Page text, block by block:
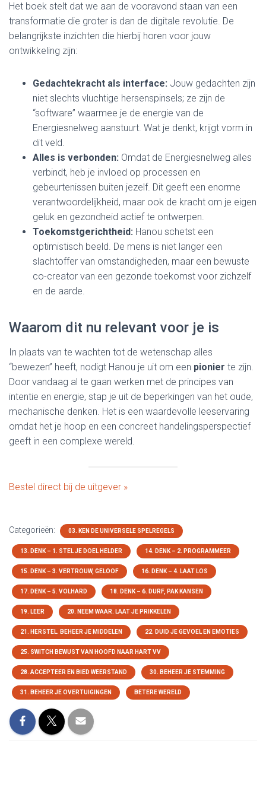
Het boek stelt dat we aan de vooravond staan van een
transformatie die groter is dan de digitale revolutie. De
belangrijkste inzichten die hierbij horen voor jouw
ontwikkeling zijn:
Gedachtekracht als interface: Jouw gedachten zijn
niet slechts vluchtige hersenspinsels; ze zijn de
“software” waarmee je de energie van de
Energiesnelweg aanstuurt. Wat je denkt, krijgt vorm in
dit veld.
Alles is verbonden: Omdat de Energiesnelweg alles
verbindt, heb je invloed op processen en
gebeurtenissen buiten jezelf. Dit geeft een enorme
verantwoordelijkheid, maar ook de kracht om je eigen
geluk en gezondheid actief te ontwerpen.
Toekomstgerichtheid: Hanou schetst een
optimistisch beeld. De mens is niet langer een
slachtoffer van omstandigheden, maar een bewuste
co-creator van een gezonde toekomst voor zichzelf
en de aarde.
Waarom dit nu relevant voor je is
In plaats van te wachten tot de wetenschap alles
“bewezen” heeft, nodigt Hanou je uit om een pionier te zijn.
Door vandaag al te gaan werken met de principes van
intentie en energie, stap je uit de beperkingen van het oude,
mechanische denken. Het is een waardevolle leeservaring
omdat het je hoop en een concreet handelingsperspectief
geeft in een complexe wereld.
Bestel direct bij de uitgever »
Categorieën: 03. KEN DE UNIVERSELE SPELREGELS
13. DENK – 1. STEL JE DOEL HELDER 14. DENK – 2. PROGRAMMEER
15. DENK – 3. VERTROUW, GELOOF 16. DENK – 4. LAAT LOS
17. DENK – 5. VOLHARD 18. DENK – 6. DURF, PAK KANSEN
19. LEER 20. NEEM WAAR. LAAT JE PRIKKELEN
21. HERSTEL. BEHEER JE MIDDELEN 22. DUID JE GEVOEL EN EMOTIES
25. SWITCH BEWUST VAN HOOFD NAAR HART VV
28. ACCEPTEER EN BIED WEERSTAND 30. BEHEER JE STEMMING
31. BEHEER JE OVERTUIGINGEN BETERE WERELD